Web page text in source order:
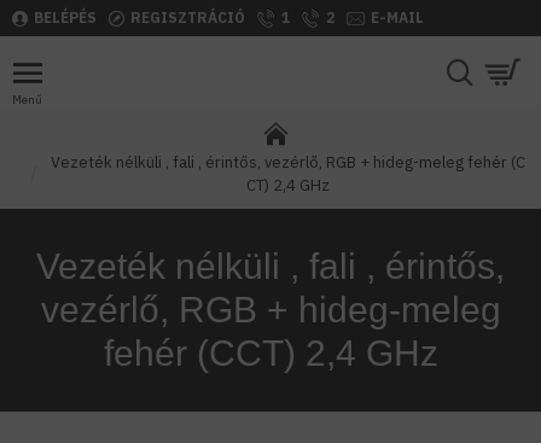
BELÉPÉS REGISZTRÁCIÓ 1 2 E-MAIL
Vezeték nélküli , fali , érintős, vezérlő, RGB + hideg-meleg fehér (C
CT) 2,4 GHz
Vezeték nélküli , fali , érintős,
vezérlő, RGB + hideg-meleg
fehér (CCT) 2,4 GHz